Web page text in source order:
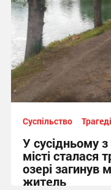
Суспільство
У сусідньому
місті сталася
озері загинув
житель